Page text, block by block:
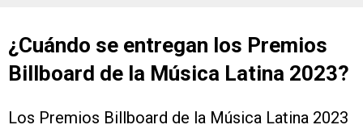
¿Cuándo se entregan los Premios
Billboard de la Música Latina 2023?
Los Premios Billboard de la Música Latina 2023